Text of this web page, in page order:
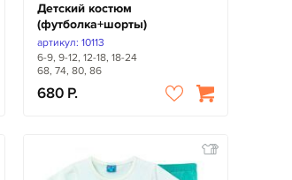
Детский костюм
(футболка+шорты)
артикул: 10113
6-9, 9-12, 12-18, 18-24
68, 74, 80, 86
680